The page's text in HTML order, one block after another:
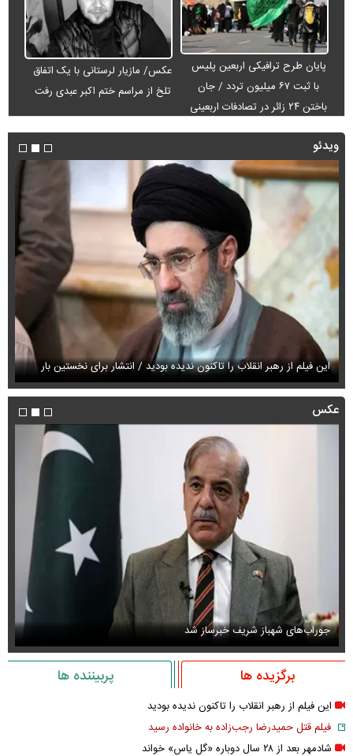
پایان طرح ترافیکی اربعین پلیس
با ثبت ۶۷ میلیون تردد / جان
باختن ۲۴ زائر در تصادفات اربعینی
عکس/ مازیار لرستانی با یک اتفاق
تلخ از مراسم ختم اکبر عبدی رفت
ویدئو
این فیلم از رهبر انقلاب را تاکنون ندیده بودید / انتشار برای نخستین بار
عکس
جوراب‌های شهباز شریف خبرساز شد
برگزیده ها پربیننده ها
این فیلم از رهبر انقلاب را تاکنون ندیده بودید
فیلم قتل حمیدرضا رجب‌زاده به خانواده رسید
شادمهر بعد از ۲۸ سال دوباره «گل یاس» خواند